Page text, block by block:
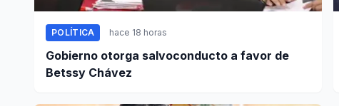
POLÍTICA hace 18 horas
Gobierno otorga salvoconducto a favor de
Betssy Chávez